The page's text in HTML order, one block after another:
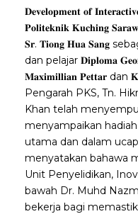
𝐃𝐞𝐯𝐞𝐥𝐨𝐩𝐦𝐞𝐧𝐭 𝐨𝐟
𝐏𝐨𝐥𝐢𝐭𝐞𝐤𝐧𝐢𝐤 𝐊𝐮𝐜𝐡𝐢𝐧𝐠
𝐒𝐫. 𝐓𝐢𝐨𝐧𝐠 𝐇𝐮𝐚 𝐒𝐚𝐧𝐠
dan pelajar 𝐃𝐢𝐩𝐥𝐨𝐦𝐚
𝐌𝐚𝐱𝐢𝐦𝐢𝐥𝐥𝐢𝐚𝐧 𝐏𝐞𝐭𝐭𝐚𝐫 dan
Pengarah PKS, Tn.
Khan telah
menyampaikan
utama dan dalam
menyatakan bahawa
Unit Penyelidikan,
bawah Dr. Muhd
bekerja bagi